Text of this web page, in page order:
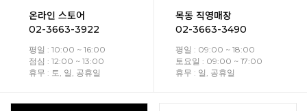
온라인 스토어
02-3663-3922
평일 : 10:00 ~ 16:00
점심 : 12:00 ~ 13:00
휴무 : 토, 일, 공휴일
목동 직영매장
02-3663-3490
평일 : 09:00 ~ 18:00
토요일 : 09:00 ~ 17:00
휴무 : 일, 공휴일